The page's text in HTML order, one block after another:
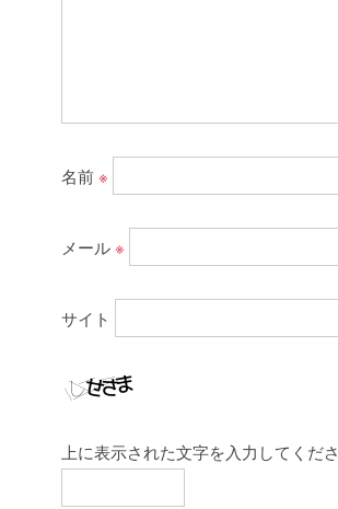
名前※
メール※
サイト
上に表示された文字を入力してくださ